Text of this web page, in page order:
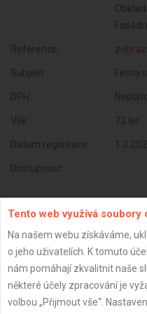
Reference:
Subjekt: Firma
DPH:
Věk: 72 let
Datum registrace:
Dostupnost:
Tento web využívá soubory
Na našem webu získáváme,
o jeho uživatelích. K tomuto
nám pomáhají zkvalitnit naše
některé účely zpracování je
volbou „Přijmout vše“.